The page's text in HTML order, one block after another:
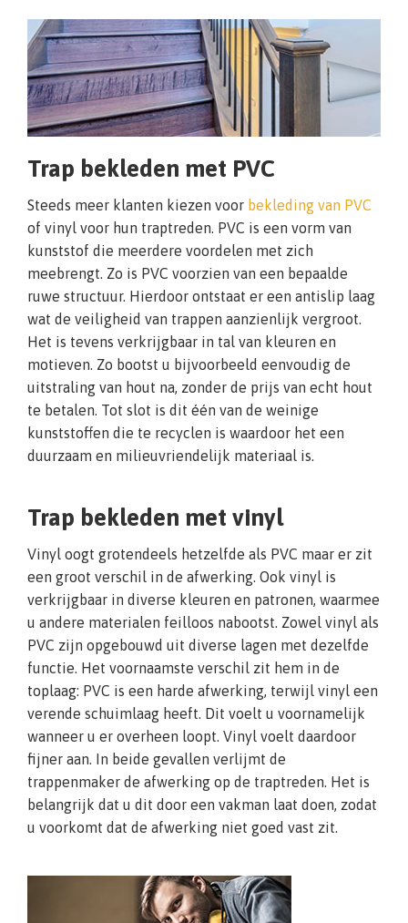
Trap bekleden met PVC
Steeds meer klanten kiezen voor bekleding van PVC
of vinyl voor hun traptreden. PVC is een vorm van
kunststof die meerdere voordelen met zich
meebrengt. Zo is PVC voorzien van een bepaalde
ruwe structuur. Hierdoor ontstaat er een antislip laag
wat de veiligheid van trappen aanzienlijk vergroot.
Het is tevens verkrijgbaar in tal van kleuren en
motieven. Zo bootst u bijvoorbeeld eenvoudig de
uitstraling van hout na, zonder de prijs van echt hout
te betalen. Tot slot is dit één van de weinige
kunststoffen die te recyclen is waardoor het een
duurzaam en milieuvriendelijk materiaal is.
Trap bekleden met vinyl
Vinyl oogt grotendeels hetzelfde als PVC maar er zit
een groot verschil in de afwerking. Ook vinyl is
verkrijgbaar in diverse kleuren en patronen, waarmee
u andere materialen feilloos nabootst. Zowel vinyl als
PVC zijn opgebouwd uit diverse lagen met dezelfde
functie. Het voornaamste verschil zit hem in de
toplaag: PVC is een harde afwerking, terwijl vinyl een
verende schuimlaag heeft. Dit voelt u voornamelijk
wanneer u er overheen loopt. Vinyl voelt daardoor
fijner aan. In beide gevallen verlijmt de
trappenmaker de afwerking op de traptreden. Het is
belangrijk dat u dit door een vakman laat doen, zodat
u voorkomt dat de afwerking niet goed vast zit.